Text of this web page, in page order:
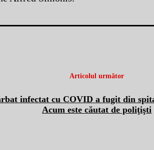
Articolul următor
infectat cu COVID a fugit din
Acum este căutat de poliţişti